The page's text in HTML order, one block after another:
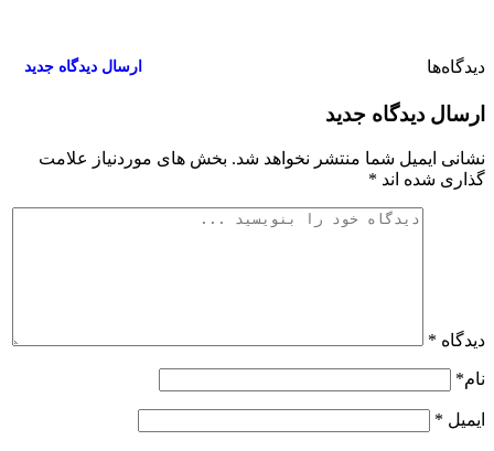
دیدگاه‌ها ارسال دیدگاه جدید
ارسال دیدگاه جدید
نشانی ایمیل شما منتشر نخواهد شد. بخش های موردنیاز علامت
گذاری شده اند *
دیدگاه *
نام*
ایمیل *